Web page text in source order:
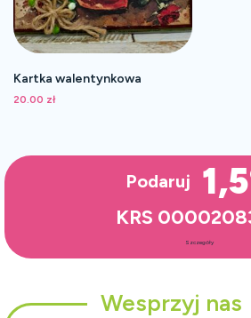
Kartka walentynkowa
20.00 zł
Podaruj
KRS
Szczegóły
Wesprzyj nas